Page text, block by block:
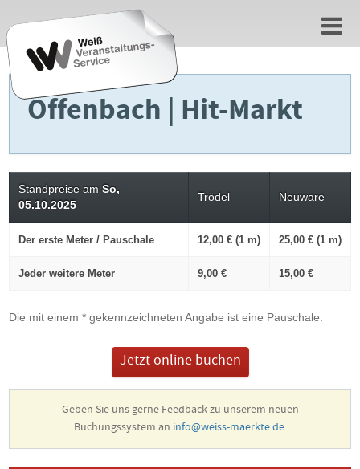
Offenbach | Hit-Markt
Standpreise am So,
05.10.2025
Trödel Neuware
Der erste Meter / Pauschale 12,00 € (1 m) 25,00 € (1 m)
Jeder weitere Meter 9,00 € 15,00 €
Die mit einem * gekennzeichneten Angabe ist eine Pauschale.
Jetzt online buchen
Geben Sie uns gerne Feedback zu unserem neuen
Buchungssystem an info@weiss-maerkte.de.